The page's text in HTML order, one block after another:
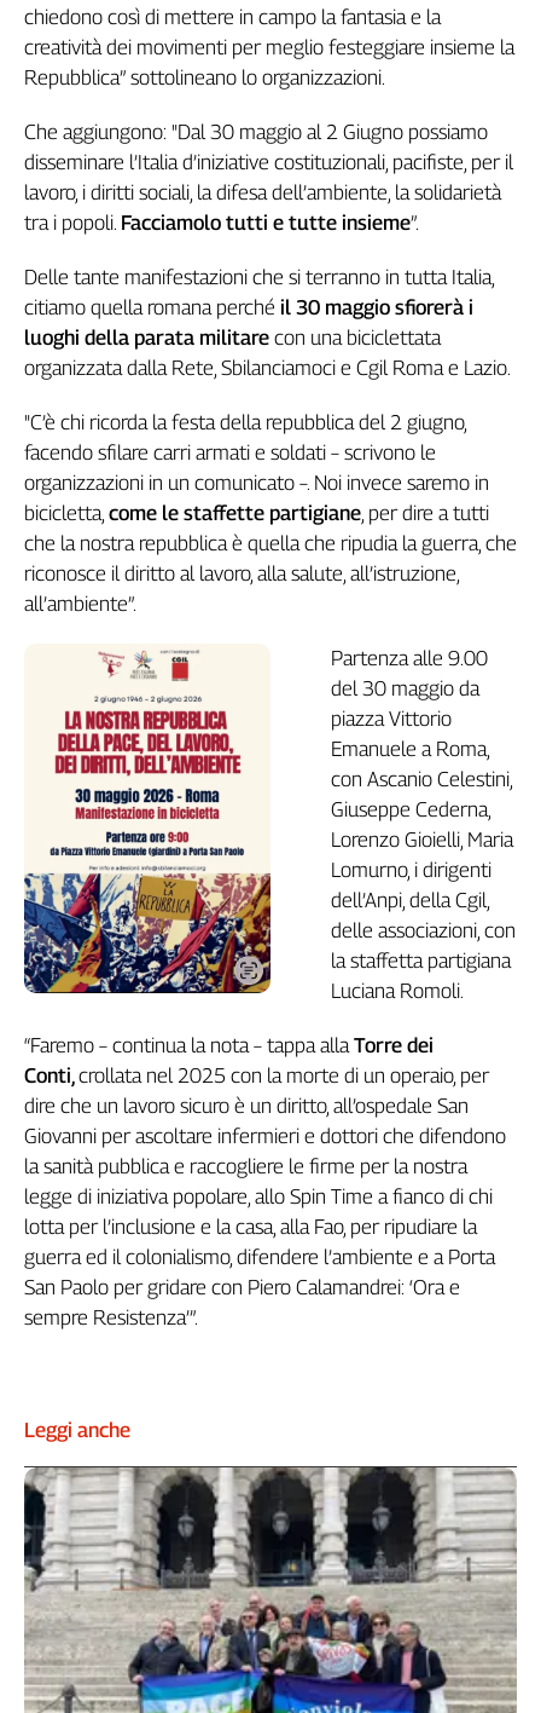
Work
in
Progress
nel
Lavoro
Territori
Molise
Alto
Adige
Basilicata
Campania
Emilia-
Romagna
Friuli
Venezia
Giulia
Lazio
Piemonte
Puglia
Sardegna
Toscana
Trentino
Umbria
Valle
D'Aosta
Archivio
Storico
1955-
2014
Cerca
Contatti
Newsletter
Social
chiedono così di mettere in campo la fantasia e la
creatività dei movimenti per meglio festeggiare insieme la
Repubblica” sottolineano lo organizzazioni.
Che aggiungono: "Dal 30 maggio al 2 Giugno possiamo
disseminare l’Italia d’iniziative costituzionali, pacifiste, per il
lavoro, i diritti sociali, la difesa dell’ambiente, la solidarietà
tra i popoli. Facciamolo tutti e tutte insieme”.
Delle tante manifestazioni che si terranno in tutta Italia,
citiamo quella romana perché il 30 maggio sfiorerà i
luoghi della parata militare con una biciclettata
organizzata dalla Rete, Sbilanciamoci e Cgil Roma e Lazio.
"C’è chi ricorda la festa della repubblica del 2 giugno,
facendo sfilare carri armati e soldati – scrivono le
organizzazioni in un comunicato –. Noi invece saremo in
bicicletta, come le staffette partigiane , per dire a tutti
che la nostra repubblica è quella che ripudia la guerra, che
riconosce il diritto al lavoro, alla salute, all’istruzione,
all’ambiente”.
Partenza alle 9.00
del 30 maggio da
piazza Vittorio
Emanuele a Roma,
con Ascanio Celestini,
Giuseppe Cederna,
Lorenzo Gioielli, Maria
Lomurno, i dirigenti
dell’Anpi, della Cgil,
delle associazioni, con
la staffetta partigiana
Luciana Romoli.
“Faremo – continua la nota – tappa alla Torre dei
Conti,crollata nel 2025 con la morte di un operaio, per
dire che un lavoro sicuro è un diritto, all’ospedale San
Giovanni per ascoltare infermieri e dottori che difendono
la sanità pubblica e raccogliere le firme per la nostra
legge di iniziativa popolare, allo Spin Time a fianco di chi
lotta per l’inclusione e la casa, alla Fao, per ripudiare la
guerra ed il colonialismo, difendere l’ambiente e a Porta
San Paolo per gridare con Piero Calamandrei: ‘Ora e
sempre Resistenza’”.
Leggi anche